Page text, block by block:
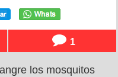
1
los mosquitos